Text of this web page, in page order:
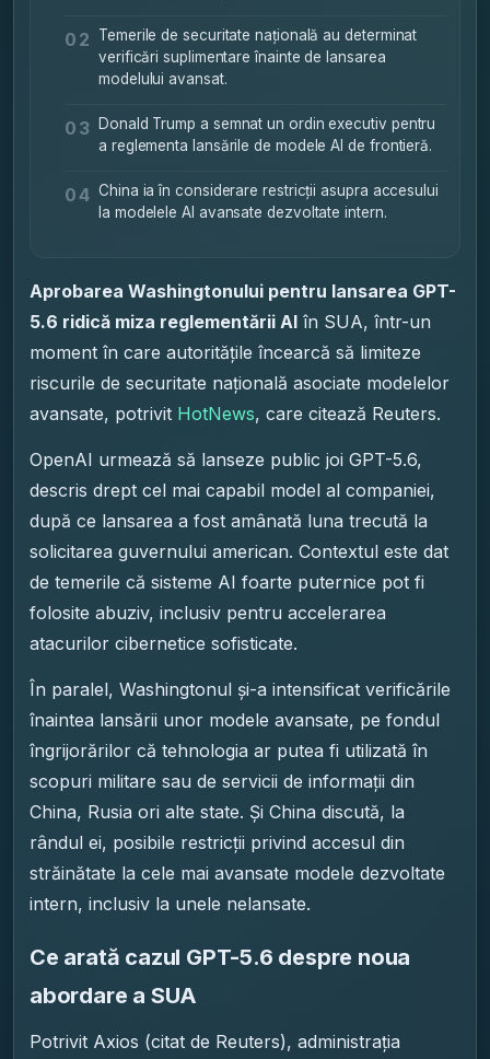
02
Temerile de securitate națională au determinat
verificări suplimentare înainte de lansarea
modelului avansat.
03
Donald Trump a semnat un ordin executiv pentru
a reglementa lansările de modele AI de frontieră.
04 China ia în considerare restricții asupra accesului
la modelele AI avansate dezvoltate intern.
Aprobarea Washingtonului pentru lansarea GPT-
5.6 ridică miza reglementării AI în SUA, într-un
moment în care autoritățile încearcă să limiteze
riscurile de securitate națională asociate modelelor
avansate, potrivit HotNews, care citează Reuters.
OpenAI urmează să lanseze public joi GPT-5.6,
descris drept cel mai capabil model al companiei,
după ce lansarea a fost amânată luna trecută la
solicitarea guvernului american. Contextul este dat
de temerile că sisteme AI foarte puternice pot fi
folosite abuziv, inclusiv pentru accelerarea
atacurilor cibernetice sofisticate.
În paralel, Washingtonul și-a intensificat verificările
înaintea lansării unor modele avansate, pe fondul
îngrijorărilor că tehnologia ar putea fi utilizată în
scopuri militare sau de servicii de informații din
China, Rusia ori alte state. Și China discută, la
rândul ei, posibile restricții privind accesul din
străinătate la cele mai avansate modele dezvoltate
intern, inclusiv la unele nelansate.
Ce arată cazul GPT-5.6 despre noua
abordare a SUA
Potrivit Axios (citat de Reuters), administrația